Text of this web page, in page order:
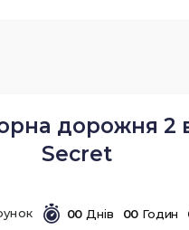
дорожня 2
Secret
00 Днів 00 Годин